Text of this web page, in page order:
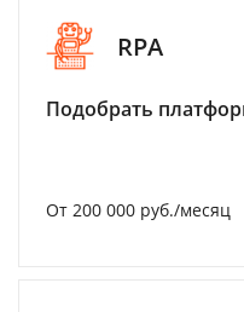
RPA
Подобрать
От 200 000 руб./месяц